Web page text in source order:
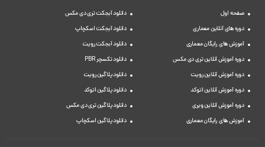
صفحه اول
دوره های آنلاین معماری
آموزش های رایگان معماری
دوره آموزش آنلاین تری دی مکس
دوره آموزش آنلاین رویت
دوره آموزش آنلاین اتوکد
دوره آموزش آنلاین ویری
آموزش های رایگان معماری
دانلود آبجکت تری دی مکس
دانلود آبجکت اسکچاپ
دانلود آبجکت رویت
دانلود تکسچر PBR
دانلود پلاگین رویت
دانلود پلاگین اتوکد
دانلود پلاگین تری دی مکس
دانلود پلاگین اسکچاپ